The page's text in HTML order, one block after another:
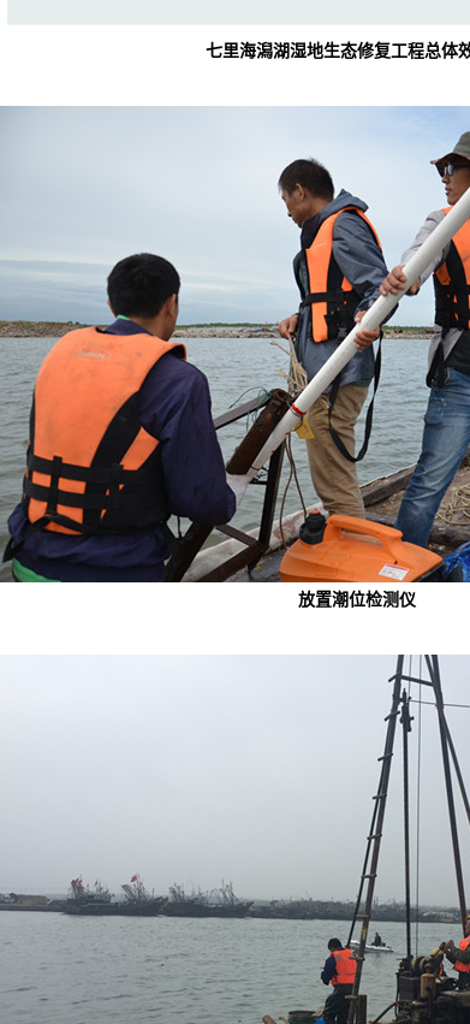
七里海潟湖湿地生态修复工程总体
放置潮位检测仪